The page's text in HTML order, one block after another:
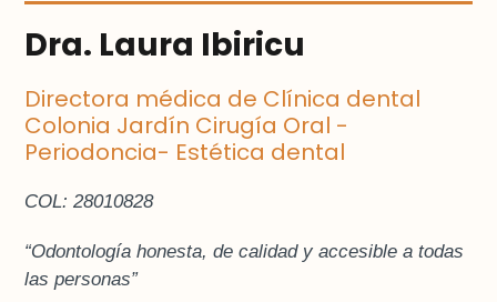
Dra. Laura Ibiricu
Directora médica de Clínica dental
Colonia Jardín Cirugía Oral -
Periodoncia- Estética dental
COL: 28010828
“Odontología honesta, de calidad y accesible a todas
las personas”